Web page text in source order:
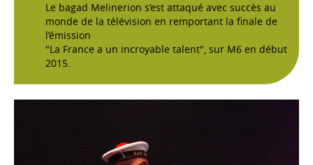
Le bagad Melinerion s’est attaqué avec succès au
monde de la télévision en remportant la finale de
l’émission
"La France a un incroyable talent", sur M6 en début
2015.